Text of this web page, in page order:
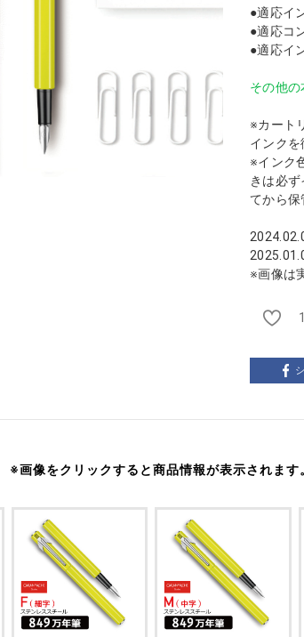
●適応イ
●適応コ
●適応イ
その他の
※カート
インクを
※インク
きは必
てから保
※画像は
※画像をクリックすると商品情報が表示されます